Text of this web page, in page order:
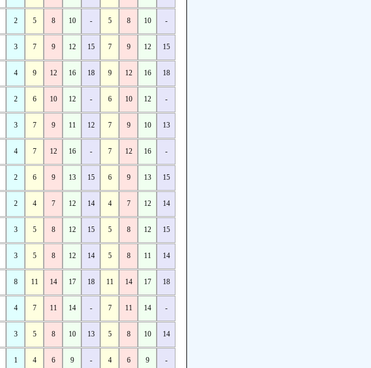
2 5 8 10 - 5 8 10 -
3 7 9 12 15 7 9 12 15
4 9 12 16 18 9 12 16 18
2 6 10 12 - 6 10 12 -
3 7 9 11 12 7 9 10 13
4 7 12 16 - 7 12 16 -
2 6 9 13 15 6 9 13 15
2 4 7 12 14 4 7 12 14
3 5 8 12 15 5 8 12 15
3 5 8 12 14 5 8 11 14
8 11 14 17 18 11 14 17 18
4 7 11 14 - 7 11 14 -
3 5 8 10 13 5 8 10 14
1 4 6 9 - 4 6 9 -